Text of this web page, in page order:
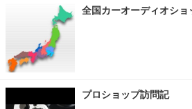
全国カーオーディオショ
プロショップ訪問記